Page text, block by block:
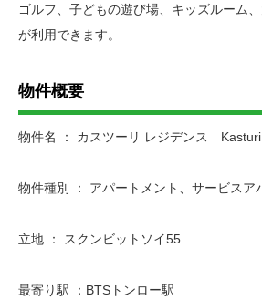
ゴルフ、子どもの遊び場、キッズルーム
が利用できます。
物件概要
物件名 ： カスツーリ レジデンス
物件種別 ： アパートメント、サービスア
立地 ： スクンビットソイ55
最寄り駅 ：BTSトンロー駅